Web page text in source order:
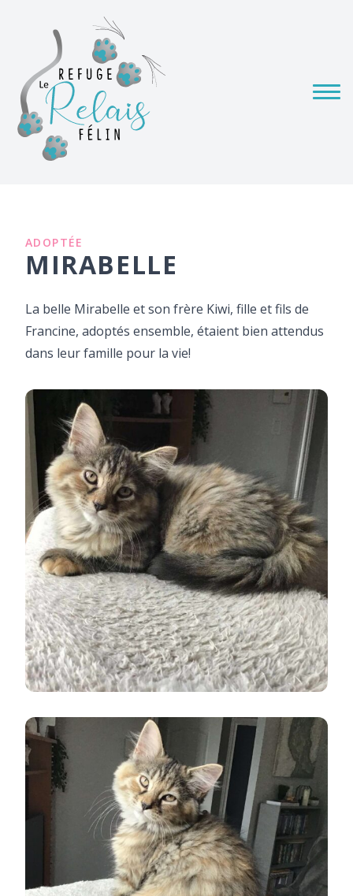
ADOPTÉE
MIRABELLE
La belle Mirabelle et son frère Kiwi, fille et fils de
Francine, adoptés ensemble, étaient bien attendus
dans leur famille pour la vie!